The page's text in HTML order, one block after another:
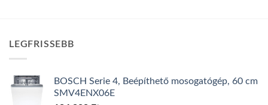
LEGFRISSEBB
BOSCH Serie 4, Beépíthető mosogatógép, 60 cm
SMV4ENX06E